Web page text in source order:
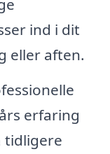
ind i dit
eller aften.
erfaring
tidligere